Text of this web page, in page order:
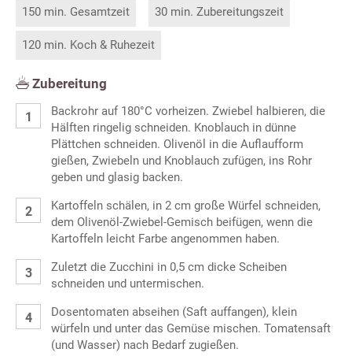
150 min. Gesamtzeit 30 min. Zubereitungszeit
120 min. Koch & Ruhezeit
Zubereitung
Backrohr auf 180°C vorheizen. Zwiebel halbieren, die
Hälften ringelig schneiden. Knoblauch in dünne
Plättchen schneiden. Olivenöl in die Auflaufform
gießen, Zwiebeln und Knoblauch zufügen, ins Rohr
geben und glasig backen.
Kartoffeln schälen, in 2 cm große Würfel schneiden,
dem Olivenöl-Zwiebel-Gemisch beifügen, wenn die
Kartoffeln leicht Farbe angenommen haben.
Zuletzt die Zucchini in 0,5 cm dicke Scheiben
schneiden und untermischen.
Dosentomaten abseihen (Saft auffangen), klein
würfeln und unter das Gemüse mischen. Tomatensaft
(und Wasser) nach Bedarf zugießen.